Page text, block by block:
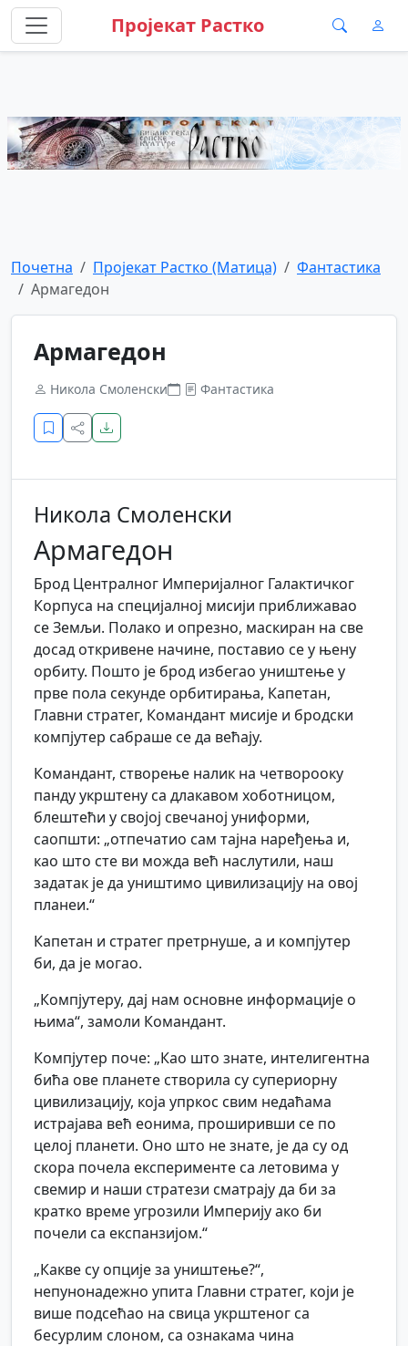
Пројекат Растко
Почетна Пројекат Растко (Матица)
Фантастика
Армагедон
Армагедон
Никола Смоленски Фантастика
Никола Смоленски
Армагедон
Брод Централног Империјалног Галактичког
Корпуса на специјалној мисији приближавао
се Земљи. Полако и опрезно, маскиран на све
досад откривене начине, поставио се у њену
орбиту. Пошто је брод избегао уништење у
прве пола секунде орбитирања, Капетан,
Главни стратег, Командант мисије и бродски
компјутер сабраше се да већају.
Командант, створење налик на четворооку
панду укрштену са длакавом хоботницом,
блештећи у својој свечаној униформи,
саопшти: „отпечатио сам тајна наређења и,
као што сте ви можда већ наслутили, наш
задатак је да уништимо цивилизацију на овој
планеи.“
Капетан и стратег претрнуше, а и компјутер
би, да је могао.
„Компјутеру, дај нам основне информације о
њима“, замоли Командант.
Компјутер поче: „Као што знате, интелигентна
бића ове планете створила су супериорну
цивилизацију, која упркос свим недаћама
истрајава већ еонима, проширивши се по
целој планети. Оно што не знате, је да су од
скора почела експерименте са летовима у
свемир и наши стратези сматрају да би за
кратко време угрозили Империју ако би
почели са експанзијом.“
„Какве су опције за уништење?“,
непунонадежно упита Главни стратег, који је
више подсећао на свица укрштеног са
бесурлим слоном, са ознакама чина